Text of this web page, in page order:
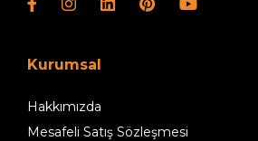
Kurumsal
Hakkımızda
Mesafeli Satış Sözleşmesi